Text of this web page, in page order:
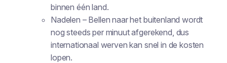
binnen één land.
Nadelen – Bellen naar het buitenland wordt
nog steeds per minuut afgerekend, dus
internationaal werven kan snel in de kosten
lopen.